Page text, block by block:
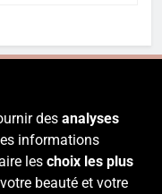
des analyses
informations
les choix les plus
beauté et votre